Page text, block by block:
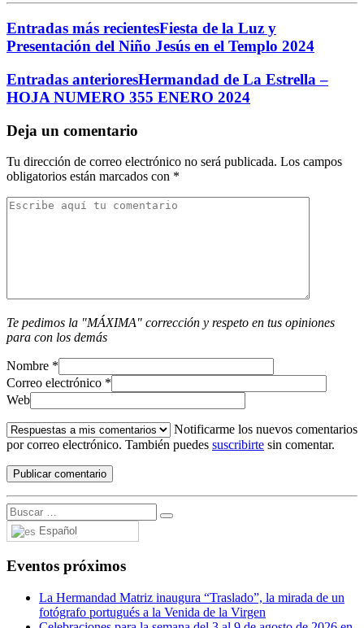
Entradas más recientesFiesta de la Luz y
Presentación del Niño Jesús en el Templo 2024
Entradas anterioresHermandad de La Estrella –
HOJA NUMERO 355 ENERO 2024
Deja un comentario
Tu dirección de correo electrónico no será publicada. Los campos
obligatorios están marcados con *
Te pedimos la "MÁXIMA" corrección y respeto en tus opiniones
para con los demás
Nombre *
Correo electrónico *
Web
Notificarme los nuevos comentarios
por correo electrónico. También puedes suscribirte sin comentar.
Español
Eventos próximos
La Hermandad Matriz inaugura “Traslado”, la mirada de un
fotógrafo portugués a la Venida de la Virgen